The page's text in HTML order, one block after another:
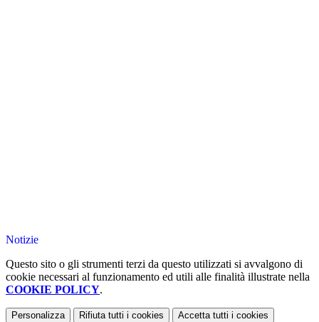
Notizie
Questo sito o gli strumenti terzi da questo utilizzati si avvalgono di
cookie necessari al funzionamento ed utili alle finalità illustrate nella
COOKIE POLICY.
Personalizza Rifiuta tutti i cookies Accetta tutti i cookies